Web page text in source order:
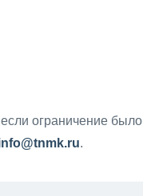
ограничение было
.